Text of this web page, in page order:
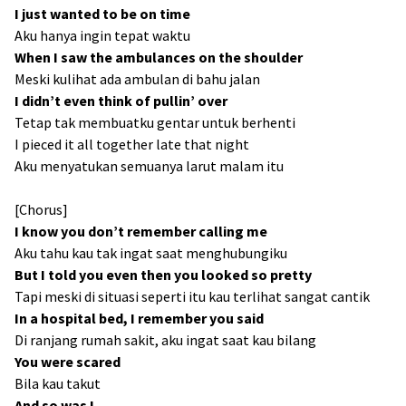
I just wanted to be on time
Aku hanya ingin tepat waktu
When I saw the ambulances on the shoulder
Meski kulihat ada ambulan di bahu jalan
I didn’t even think of pullin’ over
Tetap tak membuatku gentar untuk berhenti
I pieced it all together late that night
Aku menyatukan semuanya larut malam itu
[Chorus]
I know you don’t remember calling me
Aku tahu kau tak ingat saat menghubungiku
But I told you even then you looked so pretty
Tapi meski di situasi seperti itu kau terlihat sangat cantik
In a hospital bed, I remember you said
Di ranjang rumah sakit, aku ingat saat kau bilang
You were scared
Bila kau takut